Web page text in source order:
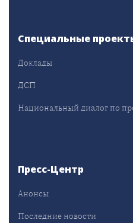
Специальные
Доклады
ДСП
Национальный диалог по
Пресс-Центр
Анонсы
Последние новости